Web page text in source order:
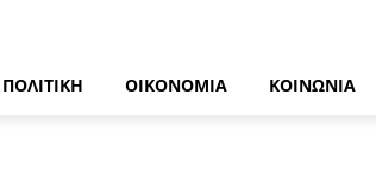
ΠΟΛΙΤΙΚΉ ΟΙΚΟΝΟΜΊΑ ΚΟΙΝΩΝΊΑ